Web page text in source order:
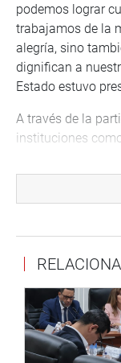
podemos lograr
trabajamos de la
alegría, sino
dignifican a
Estado estuvo
A través de la
instituciones como
Cusco, MIDIS,
el Ejército del
-Asistencia
-Orientación de
-Pediatría,
inmunizaciones
-Consejería